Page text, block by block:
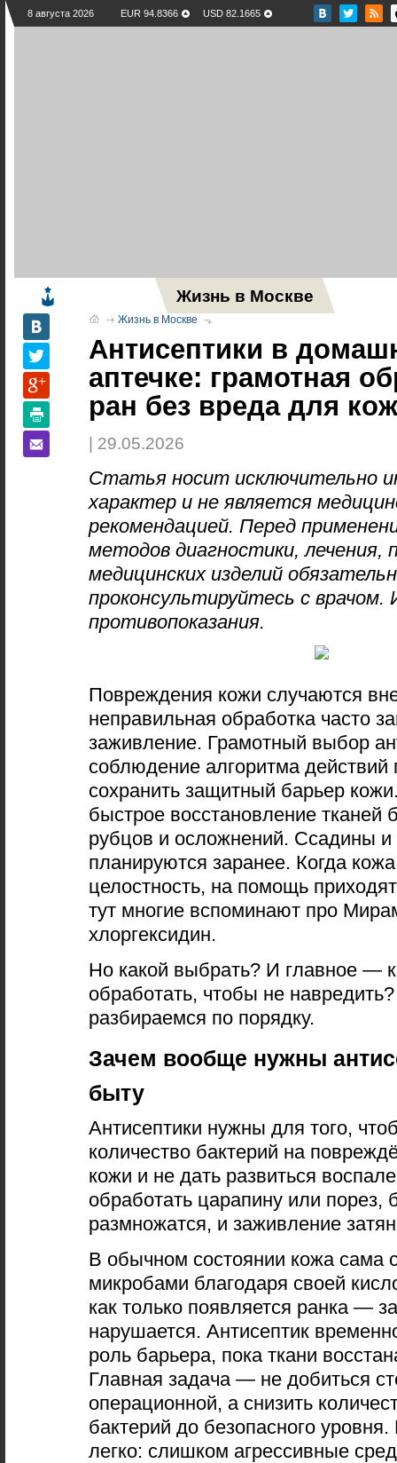
8 августа 2026 EUR 94.8366 USD 82.1665
Жизнь в Москве
Жизнь в Москве
Антисептики в
аптечке: грамотная
ран без вреда для
| 29.05.2026
Статья носит исключительно
характер и не является
рекомендацией. Перед
методов диагностики, лечения,
медицинских изделий
проконсультируйтесь с
противопоказания.
Повреждения кожи случаются
неправильная обработка часто
заживление. Грамотный выбор
соблюдение алгоритма действий
сохранить защитный барьер
быстрое восстановление тканей
рубцов и осложнений. Ссадины и
планируются заранее. Когда
целостность, на помощь
тут многие вспоминают про
хлоргексидин.
Но какой выбрать? И главное —
обработать, чтобы не
разбираемся по порядку.
Зачем вообще нужны
быту
Антисептики нужны для того,
количество бактерий на
кожи и не дать развиться
обработать царапину или порез,
размножатся, и заживление
В обычном состоянии кожа сама
микробами благодаря своей
как только появляется ранка —
нарушается. Антисептик
роль барьера, пока ткани
Главная задача — не добиться
операционной, а снизить
бактерий до безопасного
легко: слишком агрессивные